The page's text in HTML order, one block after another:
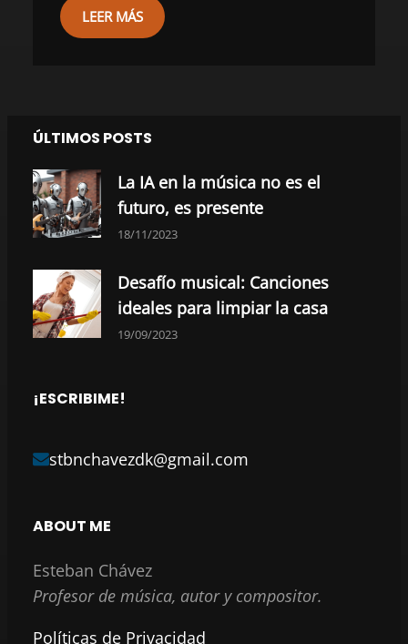
LEER MÁS
ÚLTIMOS POSTS
La IA en la música no es el
futuro, es presente
18/11/2023
Desafío musical: Canciones
ideales para limpiar la casa
19/09/2023
¡ESCRIBIME!
stbnchavezdk@gmail.com
ABOUT ME
Esteban Chávez
Profesor de música, autor y compositor.
Políticas de Privacidad